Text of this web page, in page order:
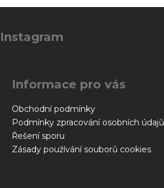
á
p
Instagram
Informace pro vás
Obchodní podmínky
Podmínky zpracování osobních údajů
Řešení sporu
Zásady používání souborů cookies